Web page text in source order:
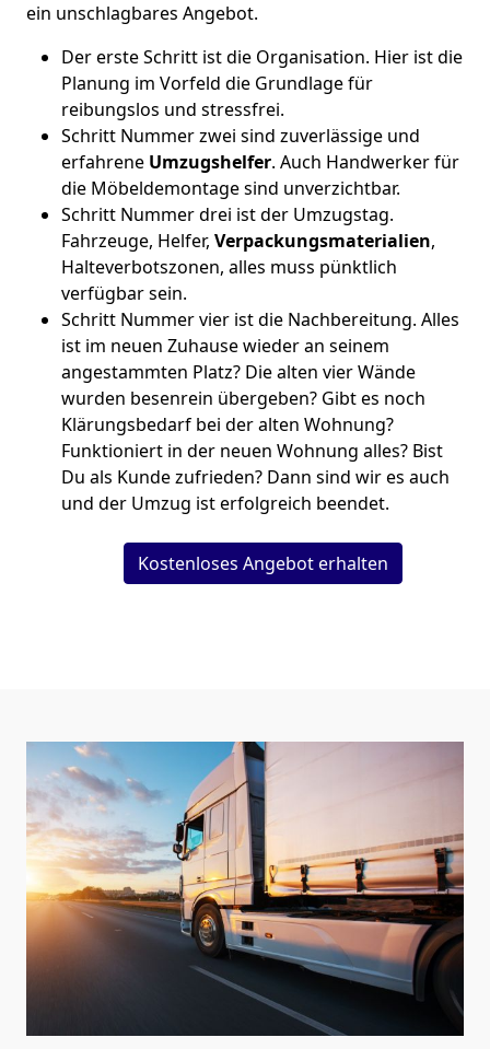
ein unschlagbares Angebot.
Der erste Schritt ist die Organisation. Hier ist die
Planung im Vorfeld die Grundlage für
reibungslos und stressfrei.
Schritt Nummer zwei sind zuverlässige und
erfahrene Umzugshelfer. Auch Handwerker für
die Möbeldemontage sind unverzichtbar.
Schritt Nummer drei ist der Umzugstag.
Fahrzeuge, Helfer, Verpackungsmaterialien,
Halteverbotszonen, alles muss pünktlich
verfügbar sein.
Schritt Nummer vier ist die Nachbereitung. Alles
ist im neuen Zuhause wieder an seinem
angestammten Platz? Die alten vier Wände
wurden besenrein übergeben? Gibt es noch
Klärungsbedarf bei der alten Wohnung?
Funktioniert in der neuen Wohnung alles? Bist
Du als Kunde zufrieden? Dann sind wir es auch
und der Umzug ist erfolgreich beendet.
Kostenloses Angebot erhalten